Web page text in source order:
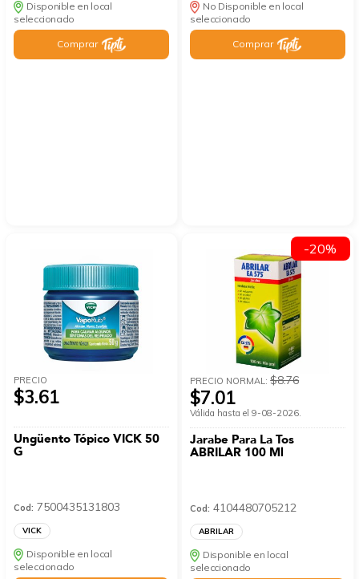
Disponible en local
seleccionado
Comprar
No Disponible en local
seleccionado
Comprar
PRECIO
$3.61
Ungüento Tópico VICK 50
G
Cod: 7500435131803
VICK
Disponible en local
seleccionado
PRECIO NORMAL:$8.76
$7.01
Válida hasta el 9-08-2026.
Jarabe Para La Tos
ABRILAR 100 Ml
Cod: 4104480705212
ABRILAR
Disponible en local
seleccionado
-20%